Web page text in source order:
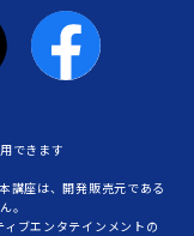
できます
座は、開発販売元である
。
ブエンタテインメントの